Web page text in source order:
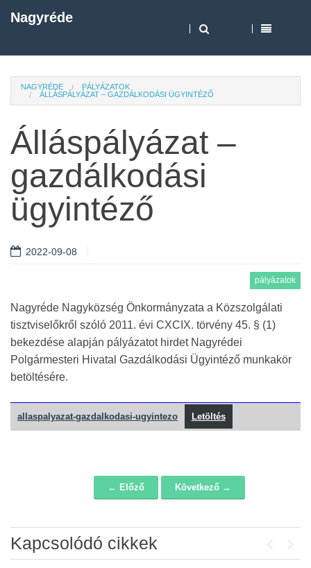
Nagyréde
NAGYRÉDE
PÁLYÁZATOK
ÁLLÁSPÁLYÁZAT – GAZDÁLKODÁSI ÜGYINTÉZŐ
Álláspályázat –
gazdálkodási
ügyintéző
2022-09-08
pályázatok
Nagyréde Nagyközség Önkormányzata a Közszolgálati
tisztviselőkről szóló 2011. évi CXCIX. törvény 45. § (1)
bekezdése alapján pályázatot hirdet Nagyrédei
Polgármesteri Hivatal Gazdálkodási Ügyintéző munkakör
betöltésére.
allaspalyazat-gazdalkodasi-ugyintezo Letöltés
← Előző Következő →
Kapcsolódó cikkek